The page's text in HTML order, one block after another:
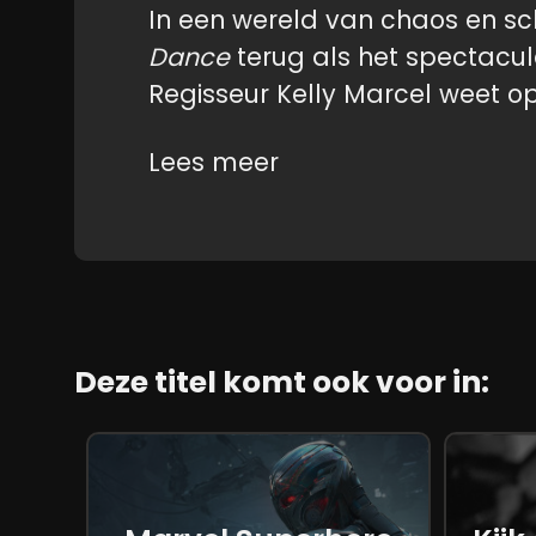
In een wereld van chaos en
Danceterug als het
Regisseur Kelly Marcel weet
geladen is. Tom Hardy
Eddie's leven lijkt opnieuw op
aandacht trekt van
lichaam willen bemachtigen
Lees meer
Deze titel komt ook voor in: